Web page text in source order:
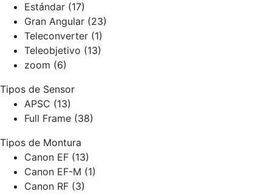
Estándar (17)
Gran Angular (23)
Teleconverter (1)
Teleobjetivo (13)
zoom (6)
Tipos de Sensor
APSC (13)
Full Frame (38)
Tipos de Montura
Canon EF (13)
Canon EF-M (1)
Canon RF (3)